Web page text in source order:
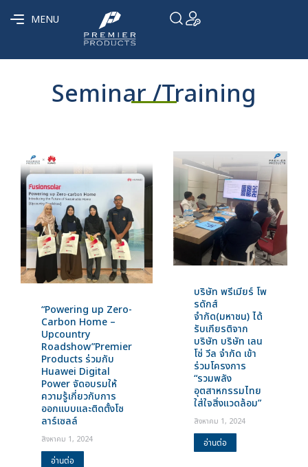
MENU
Seminar /Training
“Powering up Zero-
Carbon Home –
Upcountry
Roadshow”Premier
Products ร่วมกับ
Huawei Digital
Power จัดอบรมให้
ความรู้เกี่ยวกับการ
ออกแบบและติดตั้งโซ
ลาร์เซลล์
สิงหาคม 1, 2024
อ่านต่อ
บริษัท พรีเมียร์ โพ
รดักส์
จำกัด(มหาชน) ได้
รับเกียรติจาก
บริษัท บริษัท เลน
โซ่ วีล จำกัด เข้า
ร่วมโครงการ
“รวมพลัง
อุตสาหกรรมไทย
ใส่ใจสิ่งแวดล้อม”
สิงหาคม 1, 2024
อ่านต่อ